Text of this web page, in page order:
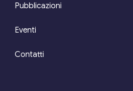
Pubblicazioni
Eventi
Contatti